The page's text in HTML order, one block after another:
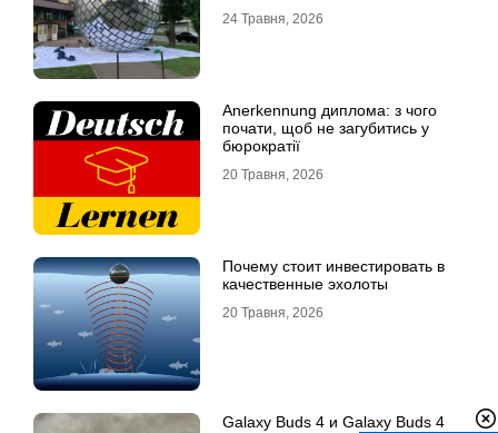
24 Травня, 2026
Anerkennung диплома: з чого
почати, щоб не загубитись у
бюрократії
20 Травня, 2026
Почему стоит инвестировать в
качественные эхолоты
20 Травня, 2026
Galaxy Buds 4 и Galaxy Buds 4